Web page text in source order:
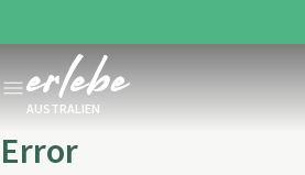
AUSTRALIEN
Error